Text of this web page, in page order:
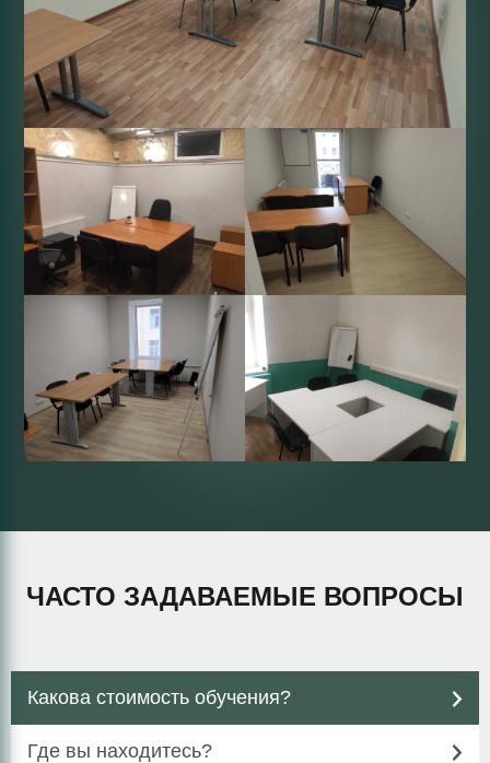
ЧАСТО ЗАДАВАЕМЫЕ ВОПРОСЫ
Какова стоимость обучения?
Где вы находитесь?